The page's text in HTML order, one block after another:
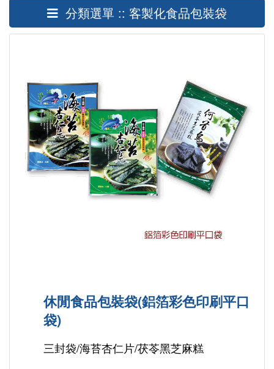
分類選單 :: 客製化食品包裝袋
休閒食品包裝袋(鋁箔彩色印刷平口
袋)
三封袋/海苔杏仁片/茯苓黑芝麻糕